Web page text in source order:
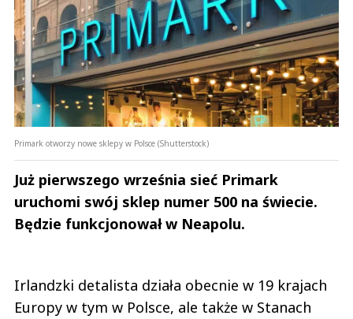
Emik
01.03.2024 / 14:33
This comment was minimized by the moderator on the site
Gratulacje! Myślę, że to dobre posunięcie.
Odpowiedz
2
5
Primark otworzy nowe sklepy w Polsce (Shutterstock)
Już pierwszego września sieć Primark
uruchomi swój sklep numer 500 na świecie.
Będzie funkcjonował w Neapolu.
Irlandzki detalista działa obecnie w 19 krajach
Europy w tym w Polsce, ale także w Stanach